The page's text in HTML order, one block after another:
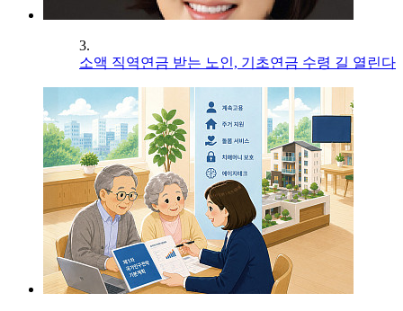
3.
소액 직역연금 받는 노인, 기초연금 수령 길 열린다